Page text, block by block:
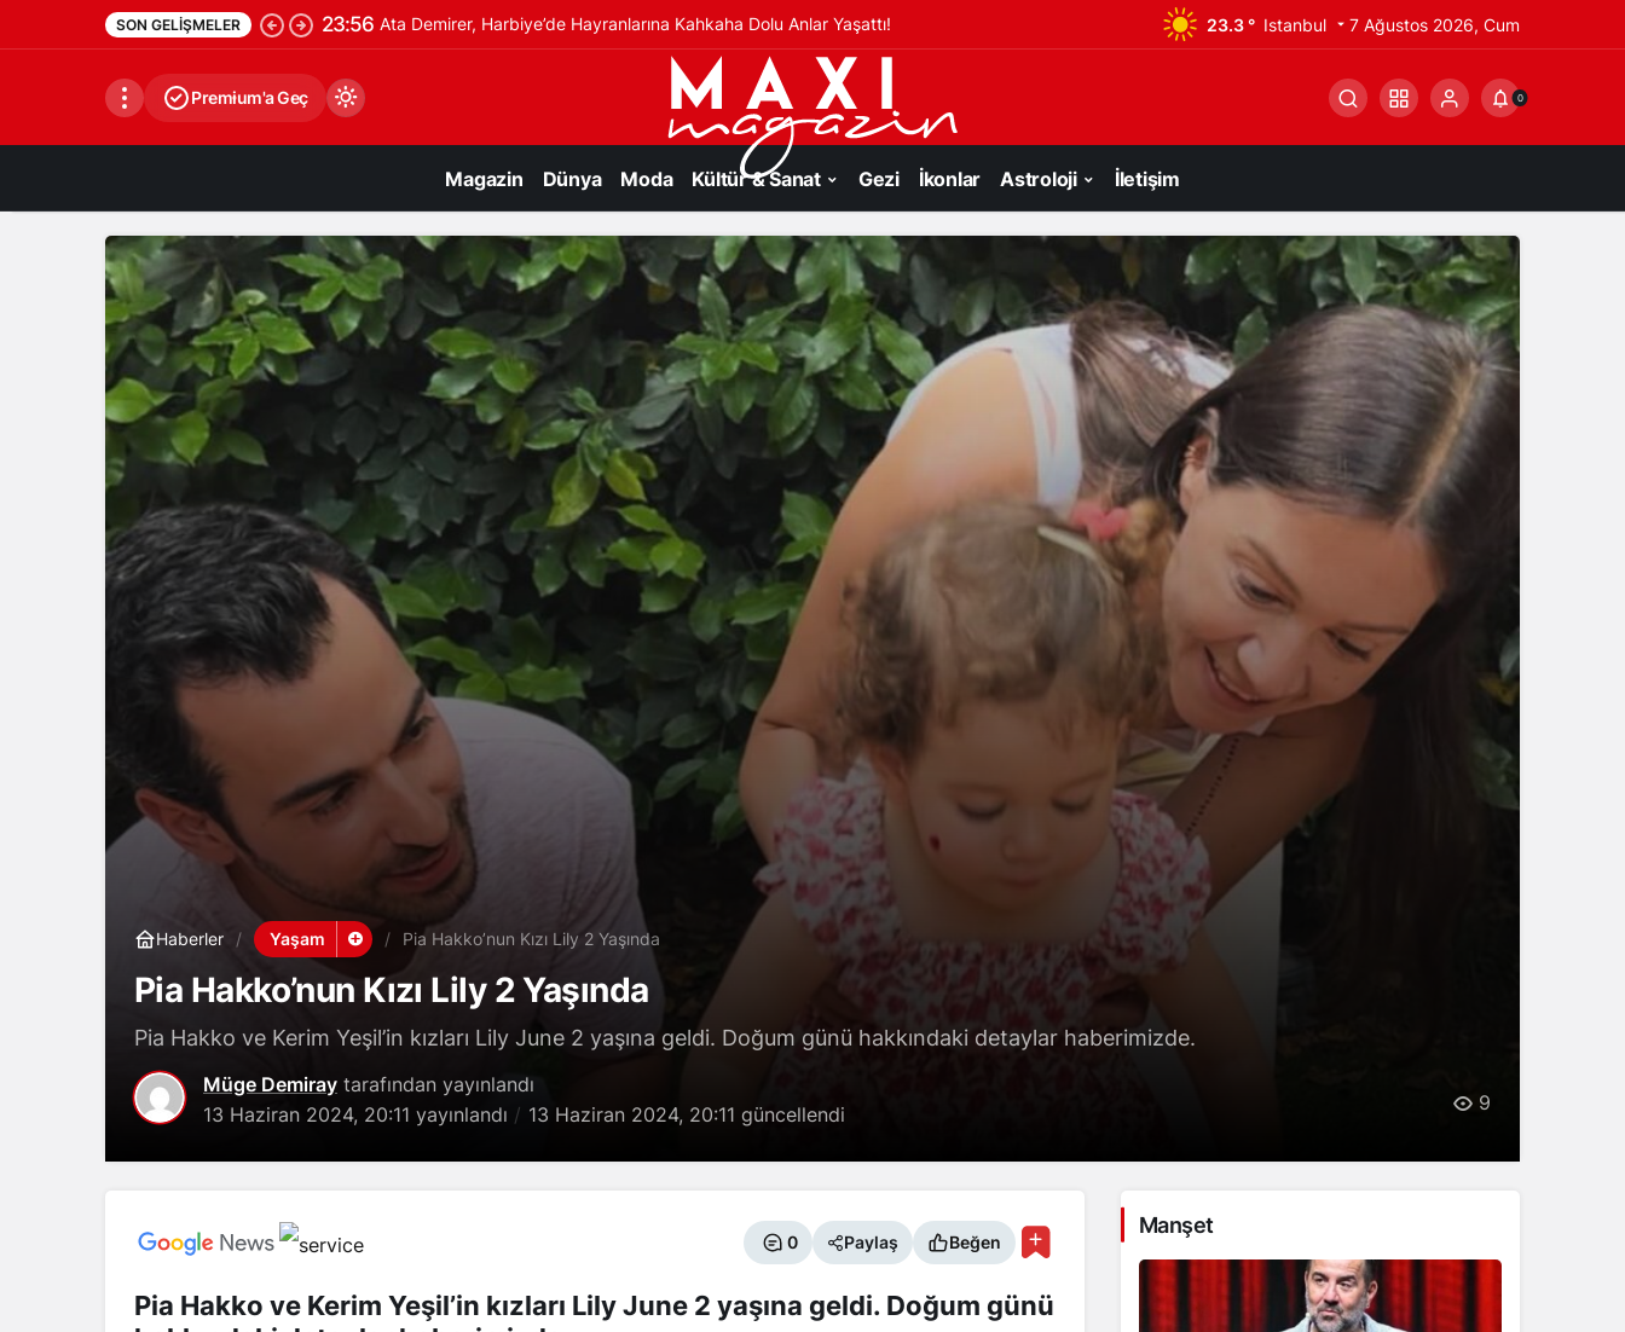
SON GELIŞMELER 23:56 Ata Demirer, Harbiye’de Hayranlarına Kahkaha Dolu Anlar Yaşattı! 23.3 ° Istanbul 7 Ağustos 2026, Cum
Premium'a Geç
Gündüz Modu
Gündüz modunu seçin.
Gece Modu
Gece modunu seçin.
Sistem Modu
Sistem modunu seçin.
0
Magazin Dünya Moda Kültür & Sanat Gezi İkonlar Astroloji İletişim
Haberler Yaşam Pia Hakko’nun Kızı Lily 2 Yaşında
Pia Hakko’nun Kızı Lily 2 Yaşında
Pia Hakko ve Kerim Yeşil’in kızları Lily June 2 yaşına geldi. Doğum günü hakkındaki detaylar haberimizde.
Müge Demiray tarafından yayınlandı
13 Haziran 2024, 20:11 yayınlandı 13 Haziran 2024, 20:11 güncellendi 9
0 Paylaş Beğen
Pia Hakko ve Kerim Yeşil’in kızları Lily June 2 yaşına geldi. Doğum günü
Manşet